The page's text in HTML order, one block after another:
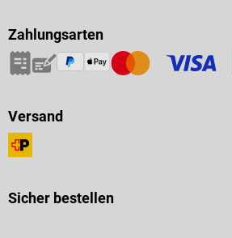
Zahlungsarten
Versand
Sicher bestellen